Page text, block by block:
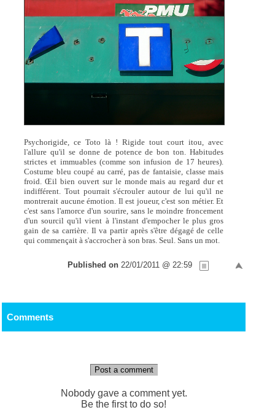
Psychorigide, ce Toto là ! Rigide tout court itou, avec
l'allure qu'il se donne de potence de bon ton. Habitudes
strictes et immuables (comme son infusion de 17 heures).
Costume bleu coupé au carré, pas de fantaisie, classe mais
froid. Œil bien ouvert sur le monde mais au regard dur et
indifférent. Tout pourrait s'écrouler autour de lui qu'il ne
montrerait aucune émotion. Il est joueur, c'est son métier. Et
c'est sans l'amorce d'un sourire, sans le moindre froncement
d'un sourcil qu'il vient à l'instant d'empocher le plus gros
gain de sa carrière. Il va partir après s'être dégagé de celle
qui commençait à s'accrocher à son bras. Seul. Sans un mot.
Published on 22/01/2011 @ 22:59
Comments
Post a comment
Nobody gave a comment yet.
Be the first to do so!